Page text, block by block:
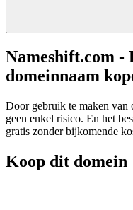
Nameshift.com -
domeinnaam
Door gebruik te maken van
geen enkel risico. En het
gratis zonder bijkomende
Koop dit domein